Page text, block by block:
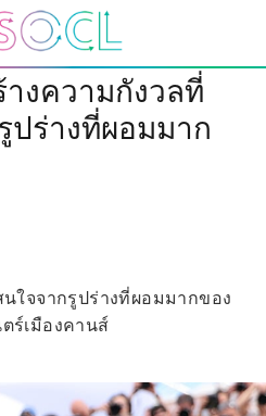
างความกังวลที่
ปร่างที่ผอมมาก
ใจจากรูปร่างที่ผอมมากของ
ร์เมืองคานส์